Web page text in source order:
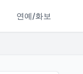
연예/화보